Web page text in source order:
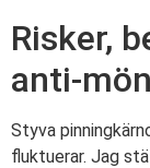
Risker,
anti-
Styva
fluktuerar. Jag